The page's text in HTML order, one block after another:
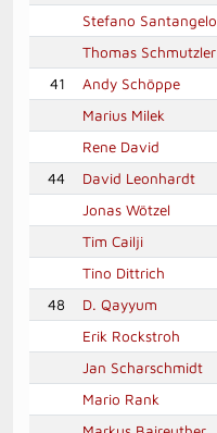
Stefano Santangelo
Thomas Schmutzler
41
Andy Schöppe
Marius Milek
Rene David
44
David Leonhardt
Jonas Wötzel
Tim Cailji
Tino Dittrich
48
D. Qayyum
Erik Rockstroh
Jan Scharschmidt
Mario Rank